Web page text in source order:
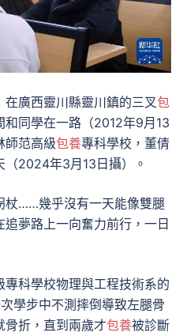
廣西靈川縣靈川鎮的三叉包
和同學在一路（2012年9月13
師范高級包養專科學校，董倩
（2024年3月13日攝）。
杖……幾乎沒有一天能像雙腿
夢路上一向奮力前行，一日
科學校物理與工程技術系的
學步中不測摔倒導致左腿骨
骨折，直到兩歲才包養被診斷